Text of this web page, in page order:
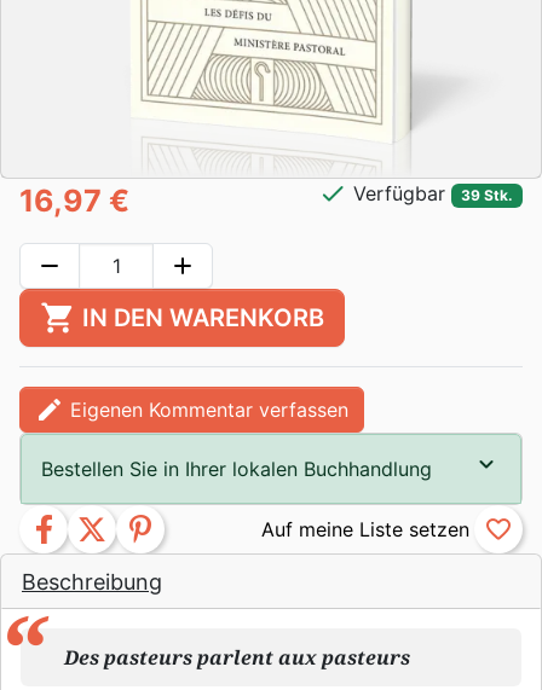
Beschreibung
Des pasteurs parlent aux pasteurs
16,97 € check Verfügbar 39 Stk.
remove add
shopping_cart IN DEN WARENKORB
edit Eigenen Kommentar verfassen
Bestellen Sie in Ihrer lokalen Buchhandlung
facebook twitter pinterest favorite_border